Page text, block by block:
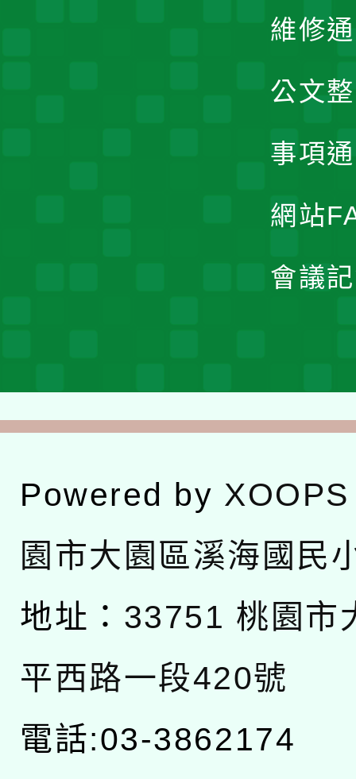
維修
公文
事項
網站
會議
Powered by XOOPS
園市大園區溪海國民
地址： 33751 桃園市
平西路一段420號
電話:03-3862174